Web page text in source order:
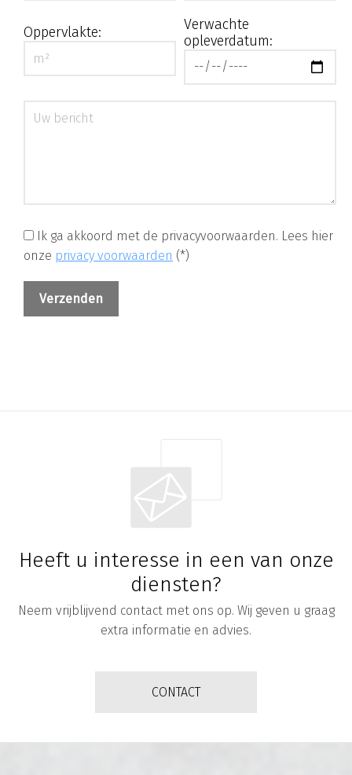
Oppervlakte:
Verwachte
opleverdatum:
Ik ga akkoord met de privacyvoorwaarden. Lees hier
onze privacy voorwaarden (*)
Heeft u interesse in een van onze
diensten?
Neem vrijblijvend contact met ons op. Wij geven u graag
extra informatie en advies.
CONTACT